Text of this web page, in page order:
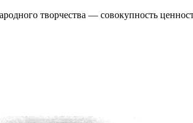
творчества ― совокупность